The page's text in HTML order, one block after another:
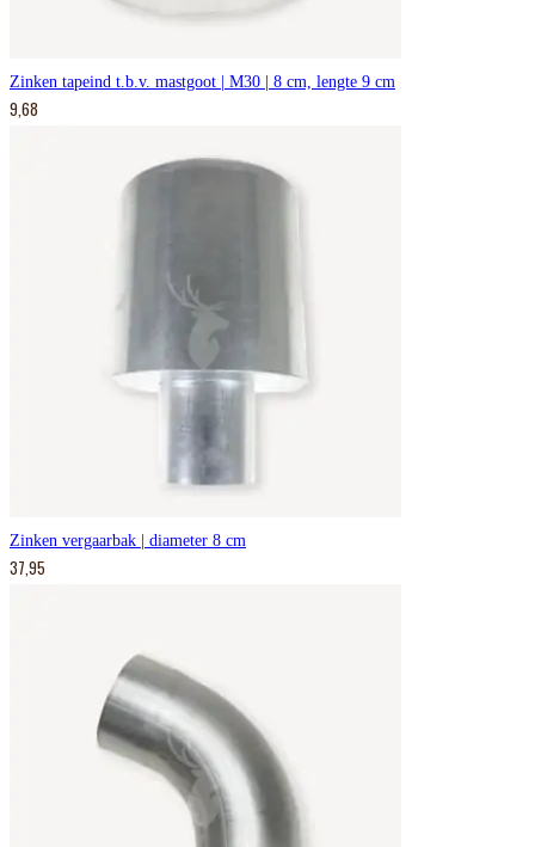
Zinken tapeind t.b.v. mastgoot | M30 | 8 cm, lengte 9 cm
9,68
Zinken vergaarbak | diameter 8 cm
37,95